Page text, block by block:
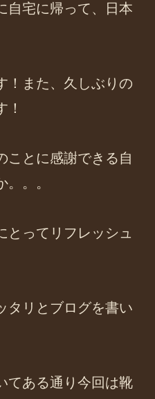
自宅に帰って、日本
！また、久しぶりの
ことに感謝できる自
。。
とってリフレッシュ
タリとブログを書い
てある通り今回は靴